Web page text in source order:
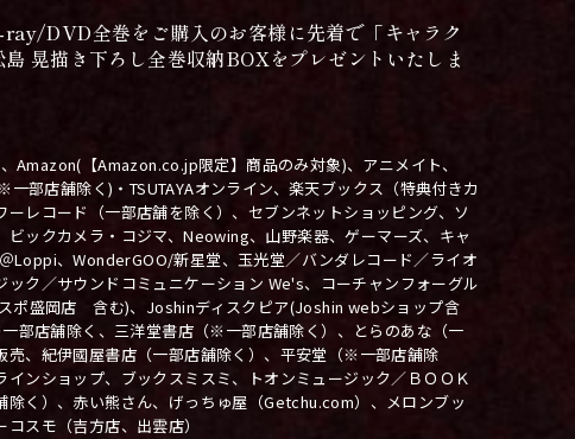
DVD全巻をご購入のお客様に先着で「キャラク
晃描き下ろし全巻収納BOXをプレゼントいたしま
Amazon(【Amazon.co.jp限定】商品のみ対象)、アニメイト、
一部店舗除く)・TSUTAYAオンライン、楽天ブックス（特典付きカ
ーレコード（一部店舗を除く）、セブンネットショッピング、ソ
ビックカメラ・コジマ、Neowing、山野楽器、ゲーマーズ、キャ
Loppi、WonderGOO/新星堂、玉光堂／バンダレコード／ライオ
ック／サウンドコミュニケーション We's、コーチャンフォーグル
ポ盛岡店 含む)、Joshinディスクピア(Joshin webショップ含
部店舗除く、三洋堂書店（※一部店舗除く）、とらのあな（一
売、紀伊國屋書店（一部店舗除く）、平安堂（※一部店舗除
インショップ、ブックスミスミ、トオンミュージック／ＢＯＯＫ
く）、赤い熊さん、げっちゅ屋（Getchu.com）、メロンブッ
スモ（吉方店、出雲店）